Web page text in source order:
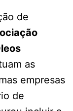
de
as
empresas
de